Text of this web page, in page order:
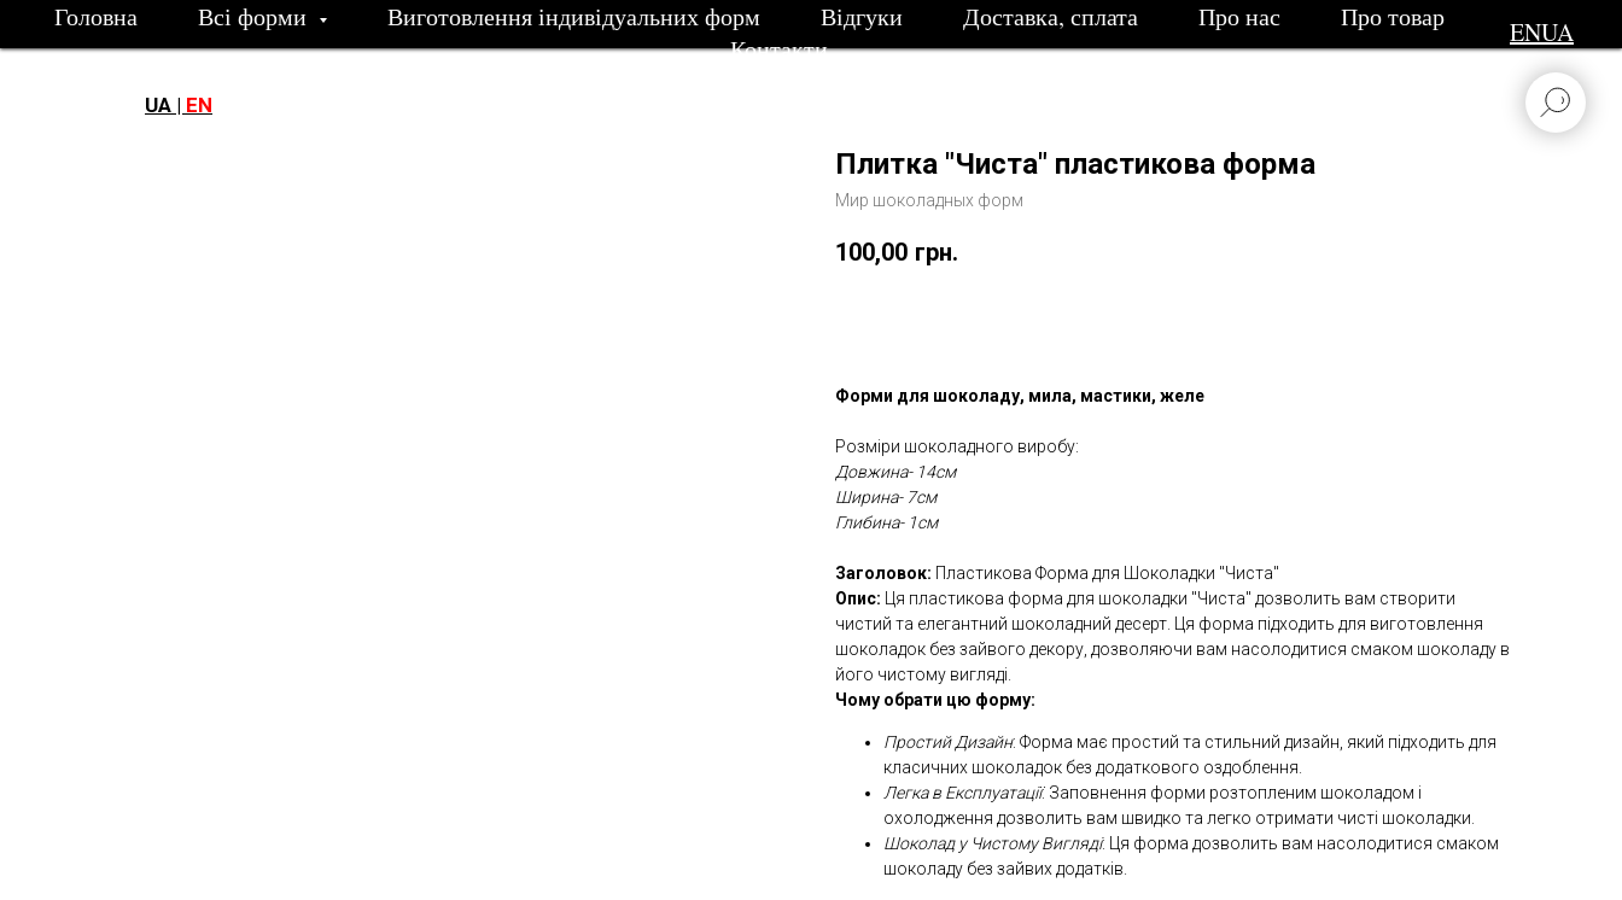
Головна Всі форми Виготовлення індивідуальних форм Відгуки Доставка, сплата Про нас
Про товар
Контакти
ENUA
UA | EN
Плитка "Чиста" пластикова форма
Мир шоколадных форм
100,00 грн.
Форми для шоколаду, мила, мастики, желе
Розміри шоколадного виробу:
Довжина- 14см
Ширина- 7см
Глибина- 1см
Заголовок: Пластикова Форма для Шоколадки "Чиста"
Опис: Ця пластикова форма для шоколадки "Чиста" дозволить вам створити
чистий та елегантний шоколадний десерт. Ця форма підходить для виготовлення
шоколадок без зайвого декору, дозволяючи вам насолодитися смаком шоколаду в
його чистому вигляді.
Чому обрати цю форму:
Простий Дизайн: Форма має простий та стильний дизайн, який підходить для
класичних шоколадок без додаткового оздоблення.
Легка в Експлуатації: Заповнення форми розтопленим шоколадом і
охолодження дозволить вам швидко та легко отримати чисті шоколадки.
Шоколад у Чистому Вигляді: Ця форма дозволить вам насолодитися смаком
шоколаду без зайвих додатків.